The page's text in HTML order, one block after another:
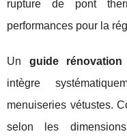
rupture de pont
performances pour la
Un guide
intègre
menuiseries vétustes.
selon les